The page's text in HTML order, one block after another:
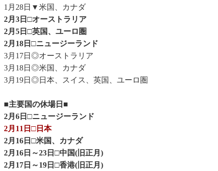
1月28日▼米国、カナダ
2月3日□オーストラリア
2月5日□英国、ユーロ圏
2月18日□ニュージーランド
3月17日◎オーストラリア
3月18日◎米国、カナダ
3月19日◎日本、スイス、英国、ユーロ圏
■主要国の休場日■
2月6日□ニュージーランド
2月11日□日本
2月16日□米国、カナダ
2月16日～23日□中国(旧正月)
2月17日～19日□香港(旧正月)